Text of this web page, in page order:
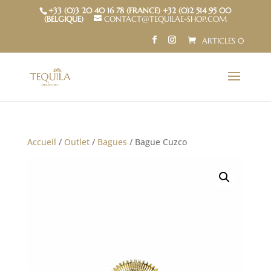
+33 (0)3 20 40 16 78 (FRANCE) +32 (0)2 514 95 00
(BELGIQUE)
CONTACT@TEQUILAE-SHOP.COM
ARTICLES 0
Accueil / Outlet/ Bagues / Bague Cuzco